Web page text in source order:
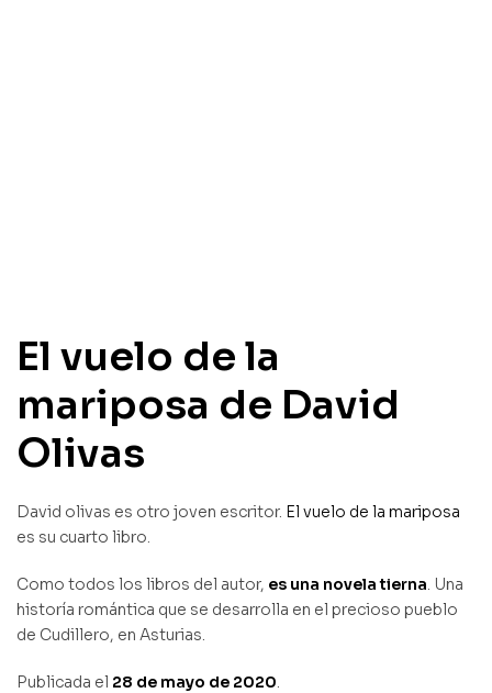
El vuelo de la
mariposa de David
Olivas
David olivas es otro joven escritor. El vuelo de la mariposa
es su cuarto libro.
Como todos los libros del autor, es una novela tierna. Una
historía romántica que se desarrolla en el precioso pueblo
de Cudillero, en Asturias.
Publicada el 28 de mayo de 2020